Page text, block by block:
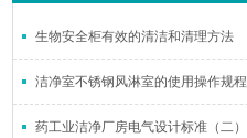
生物安全柜有效的清洁和清理方法
洁净室不锈钢风淋室的使用操作规程
药工业洁净厂房电气设计标准（二）